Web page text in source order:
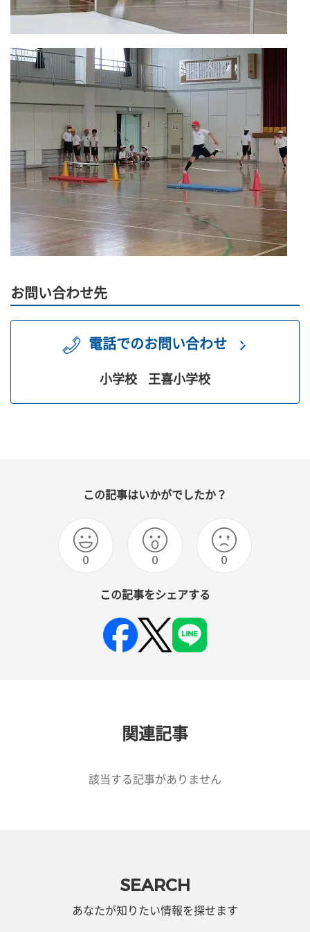
お問い合わせ先
電話でのお問い合わせ
小学校 王喜小学校
この記事はいかがでしたか？
0 0 0
この記事をシェアする
関連記事
該当する記事がありません
SEARCH
あなたが知りたい情報を探せます